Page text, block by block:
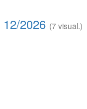
2026 (7 visual.)